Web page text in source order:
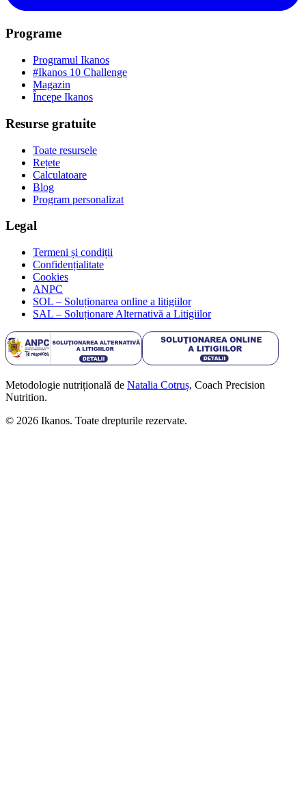
Programe
Programul Ikanos
#Ikanos 10 Challenge
Magazin
Începe Ikanos
Resurse gratuite
Toate resursele
Rețete
Calculatoare
Blog
Program personalizat
Legal
Termeni și condiții
Confidențialitate
Cookies
ANPC
SOL – Soluționarea online a litigiilor
SAL – Soluționare Alternativă a Litigiilor
Metodologie nutrițională de Natalia Cotruș, Coach Precision
Nutrition.
© 2026 Ikanos. Toate drepturile rezervate.